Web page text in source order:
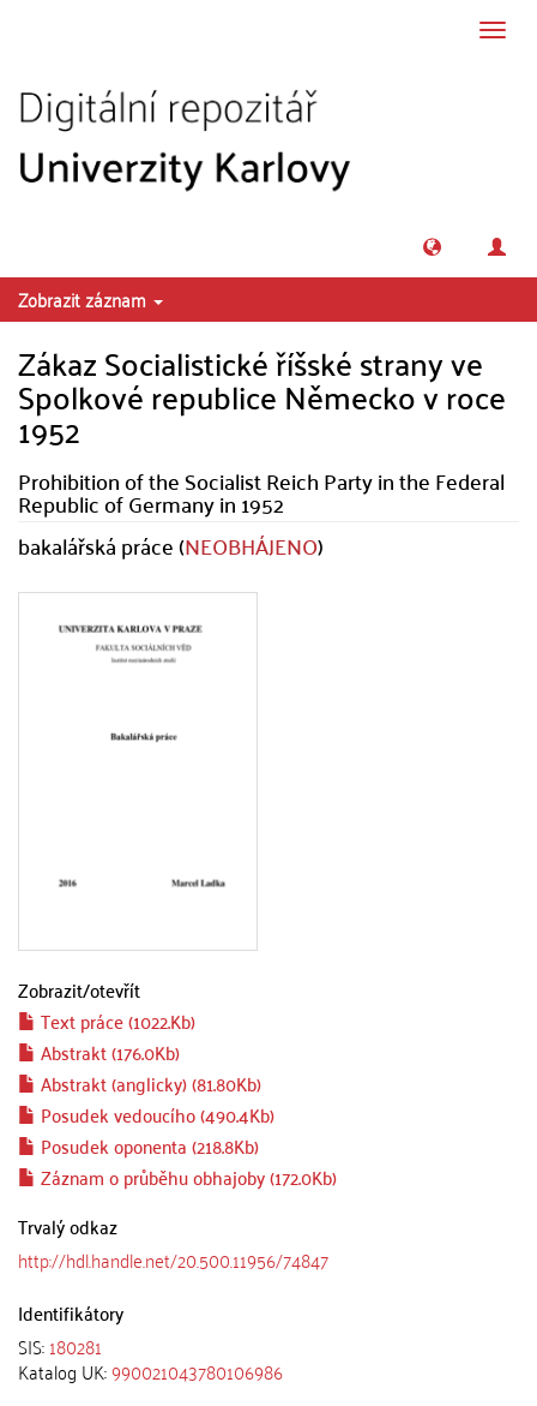
Zobrazit záznam
Zákaz Socialistické říšské strany ve
Spolkové republice Německo v roce
1952
Prohibition of the Socialist Reich Party in the Federal
Republic of Germany in 1952
bakalářská práce (NEOBHÁJENO)
Zobrazit/otevřít
Text práce (1022.Kb)
Abstrakt (176.0Kb)
Abstrakt (anglicky) (81.80Kb)
Posudek vedoucího (490.4Kb)
Posudek oponenta (218.8Kb)
Záznam o průběhu obhajoby (172.0Kb)
Trvalý odkaz
http://hdl.handle.net/20.500.11956/74847
Identifikátory
SIS:180281
Katalog UK:990021043780106986